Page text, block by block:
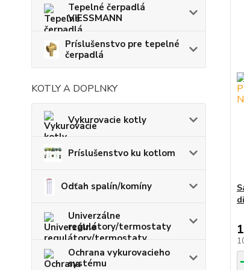
Tepelné čerpadlá
VIESSMANN
Príslušenstvo pre tepelné
čerpadlá
KOTLY A DOPLNKY
Vykurovacie kotly
Príslušenstvo ku kotlom
Odťah spalín/komíny
Univerzálne
regulátory/termostaty
Ochrana vykurovacieho
systému